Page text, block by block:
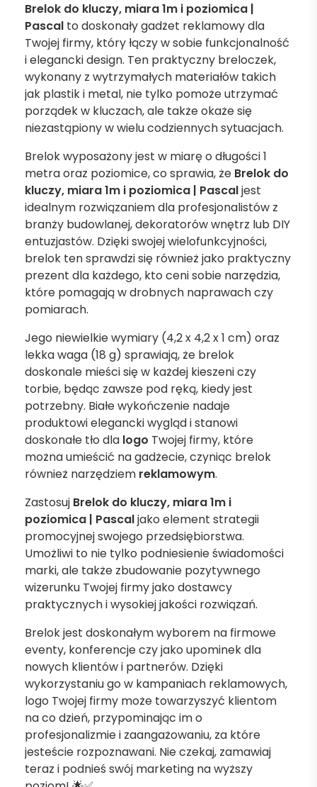
Brelok do kluczy, miara 1m i poziomica |
Pascal to doskonały gadżet reklamowy dla
Twojej firmy, który łączy w sobie funkcjonalność
i elegancki design. Ten praktyczny breloczek,
wykonany z wytrzymałych materiałów takich
jak plastik i metal, nie tylko pomoże utrzymać
porządek w kluczach, ale także okaże się
niezastąpiony w wielu codziennych sytuacjach.
Brelok wyposażony jest w miarę o długości 1
metra oraz poziomice, co sprawia, że Brelok do
kluczy, miara 1m i poziomica | Pascaljest
idealnym rozwiązaniem dla profesjonalistów z
branży budowlanej, dekoratorów wnętrz lub DIY
entuzjastów. Dzięki swojej wielofunkcyjności,
brelok ten sprawdzi się również jako praktyczny
prezent dla każdego, kto ceni sobie narzędzia,
które pomagają w drobnych naprawach czy
pomiarach.
Jego niewielkie wymiary (4,2 x 4,2 x 1 cm) oraz
lekka waga (18 g) sprawiają, że brelok
doskonale mieści się w każdej kieszeni czy
torbie, będąc zawsze pod ręką, kiedy jest
potrzebny. Białe wykończenie nadaje
produktowi elegancki wygląd i stanowi
doskonałe tło dla logo Twojej firmy, które
można umieścić na gadżecie, czyniąc brelok
również narzędziem reklamowym.
Zastosuj Brelok do kluczy, miara 1m i
poziomica | Pascaljako element strategii
promocyjnej swojego przedsiębiorstwa.
Umożliwi to nie tylko podniesienie świadomości
marki, ale także zbudowanie pozytywnego
wizerunku Twojej firmy jako dostawcy
praktycznych i wysokiej jakości rozwiązań.
Brelok jest doskonałym wyborem na firmowe
eventy, konferencje czy jako upominek dla
nowych klientów i partnerów. Dzięki
wykorzystaniu go w kampaniach reklamowych,
logo Twojej firmy może towarzyszyć klientom
na co dzień, przypominając im o
profesjonalizmie i zaangażowaniu, za które
jesteście rozpoznawani. Nie czekaj, zamawiaj
teraz i podnieś swój marketing na wyższy